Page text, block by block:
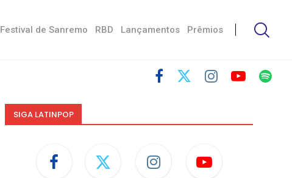
Festival de Sanremo RBD Lançamentos Prêmios
SIGA LATINPOP